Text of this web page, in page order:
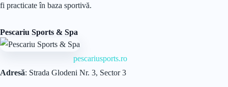
fi practicate în baza sportivă.
Pescariu Sports & Spa
pescariusports.ro
Adresă: Strada Glodeni Nr. 3, Sector 3